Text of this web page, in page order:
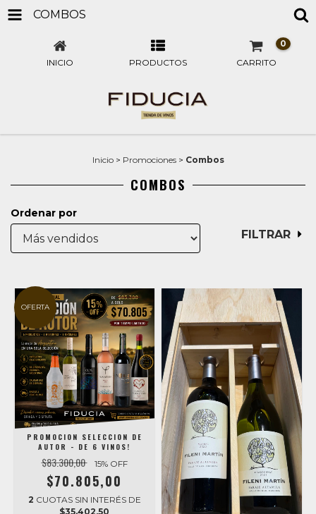
COMBOS
INICIO PRODUCTOS CARRITO
0
Inicio > Promociones > Combos
COMBOS
Ordenar por
FILTRAR
OFERTA
PROMOCION SELECCION DE
AUTOR - DE 6 VINOS!
$83.300,00 15% OFF
$70.805,00
2 CUOTAS SIN INTERÉS DE
$35.402,50